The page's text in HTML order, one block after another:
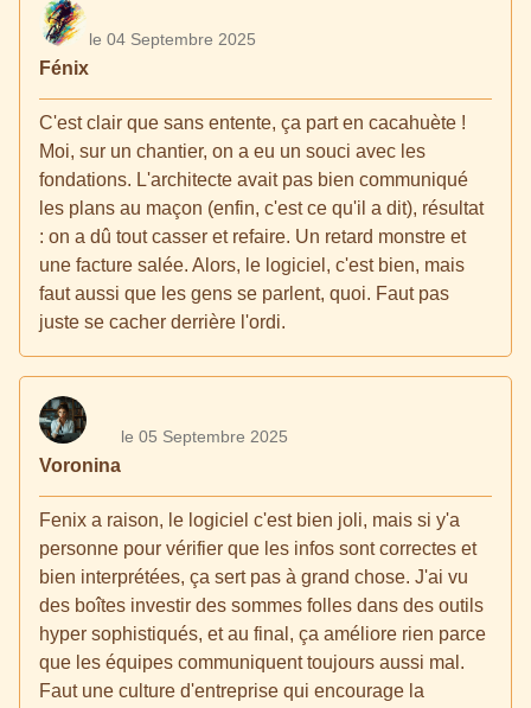
Fénix
le 04 Septembre 2025
C'est clair que sans entente, ça part en cacahuète !
Moi, sur un chantier, on a eu un souci avec les
fondations. L'architecte avait pas bien communiqué
les plans au maçon (enfin, c'est ce qu'il a dit), résultat
: on a dû tout casser et refaire. Un retard monstre et
une facture salée. Alors, le logiciel, c'est bien, mais
faut aussi que les gens se parlent, quoi. Faut pas
juste se cacher derrière l'ordi.
Voronina
le 05 Septembre 2025
Fenix a raison, le logiciel c'est bien joli, mais si y'a
personne pour vérifier que les infos sont correctes et
bien interprétées, ça sert pas à grand chose. J'ai vu
des boîtes investir des sommes folles dans des outils
hyper sophistiqués, et au final, ça améliore rien parce
que les équipes communiquent toujours aussi mal.
Faut une culture d'entreprise qui encourage la